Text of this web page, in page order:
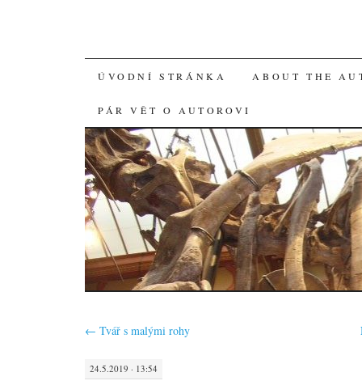
SKIP
TO
CONTENT
ÚVODNÍ STRÁNKA ABOUT THE
PÁR VĚT O AUTOROVI
← Tvář s malými rohy
24.5.2019 · 13:54